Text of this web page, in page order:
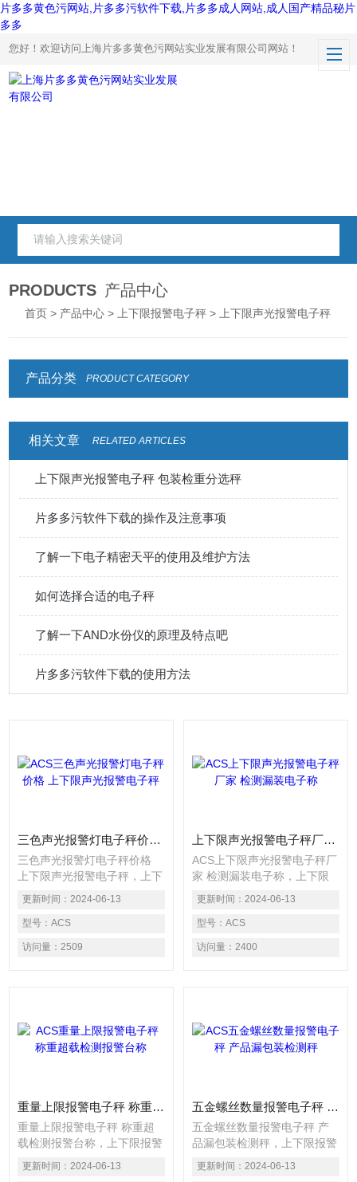
片多多黄色污网站,片多多污软件下载,片多多成人网站,成人国产精品秘片
多多
您好！欢迎访问上海片多多黄色污网站实业发展有限公司网站！
PRODUCTS 产品中心
首页 > 产品中心 > 上下限报警电子秤 > 上下限声光报警电子秤
产品分类 PRODUCT CATEGORY
相关文章 RELATED ARTICLES
上下限声光报警电子秤 包装检重分选秤
片多多污软件下载的操作及注意事项
了解一下电子精密天平的使用及维护方法
如何选择合适的电子秤
了解一下AND水份仪的原理及特点吧
片多多污软件下载的使用方法
三色声光报警灯电子秤价格 上下限声光报警电子秤
三色声光报警灯电子秤价格
上下限声光报警电子秤，上下
限报警电子秤主要用于各种自
动化包装流水线上自动重量检
测、上下限判别或重量分级选
择，广泛应用于制药、食品、
保健品、日化、电池、轻工等
连续生产线中重量不合格的产
品，产品重量超出上限设定值
更新时间： 2024-06-13
型号： ACS
访问量： 2509
上下限声光报警电子秤厂家 检测漏装电子称
ACS上下限声光报警电子秤厂
家 检测漏装电子称，上下限
报警电子秤主要用于各种自动
化包装流水线上自动重量检
测、上下限判别或重量分级选
择，广泛应用于制药、食品、
保健品、日化、电池、轻工等
连续生产线中重量不合格的产
品，产品重量超出上限设定值
更新时间： 2024-06-13
型号： ACS
访问量： 2400
重量上限报警电子秤 称重超载检测报警台称
重量上限报警电子秤 称重超
载检测报警台称，上下限报警
电子秤主要用于各种自动化包
装流水线上自动重量检测、上
更新时间： 2024-06-13
五金螺丝数量报警电子秤 产品漏包装检测秤
五金螺丝数量报警电子秤 产
品漏包装检测秤，上下限报警
电子秤主要用于各种自动化包
装流水线上自动重量检测、上
更新时间： 2024-06-13